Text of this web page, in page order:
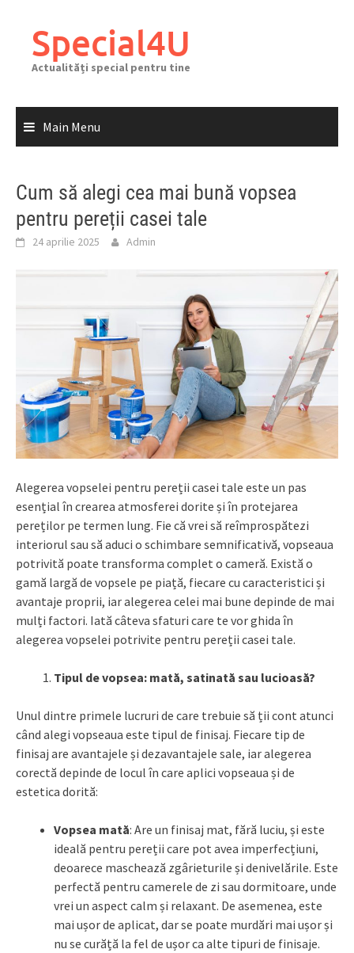
contentSpecial4U
Actualități special pentru tine
Main Menu
Cum să alegi cea mai bună vopsea
pentru pereții casei tale
24 aprilie 2025 Admin
Alegerea vopselei pentru pereții casei tale este un pas
esențial în crearea atmosferei dorite și în protejarea
pereților pe termen lung. Fie că vrei să reîmprospătezi
interiorul sau să aduci o schimbare semnificativă, vopseaua
potrivită poate transforma complet o cameră. Există o
gamă largă de vopsele pe piață, fiecare cu caracteristici și
avantaje proprii, iar alegerea celei mai bune depinde de mai
mulți factori. Iată câteva sfaturi care te vor ghida în
alegerea vopselei potrivite pentru pereții casei tale.
Tipul de vopsea: mată, satinată sau lucioasă?
Unul dintre primele lucruri de care trebuie să ții cont atunci
când alegi vopseaua este tipul de finisaj. Fiecare tip de
finisaj are avantajele și dezavantajele sale, iar alegerea
corectă depinde de locul în care aplici vopseaua și de
estetica dorită:
Vopsea mată: Are un finisaj mat, fără luciu, și este
ideală pentru pereții care pot avea imperfecțiuni,
deoarece maschează zgârieturile și denivelările. Este
perfectă pentru camerele de zi sau dormitoare, unde
vrei un aspect calm și relaxant. De asemenea, este
mai ușor de aplicat, dar se poate murdări mai ușor și
nu se curăță la fel de ușor ca alte tipuri de finisaje.